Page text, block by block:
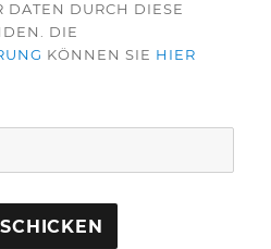
DATEN DURCH DIESE
DIE
KÖNNEN SIE HIER